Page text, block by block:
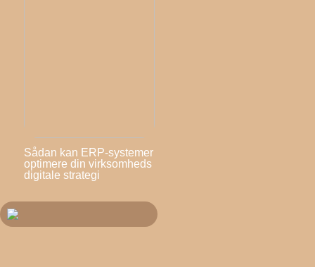
Sådan kan ERP-systemer
optimere din virksomheds
digitale strategi